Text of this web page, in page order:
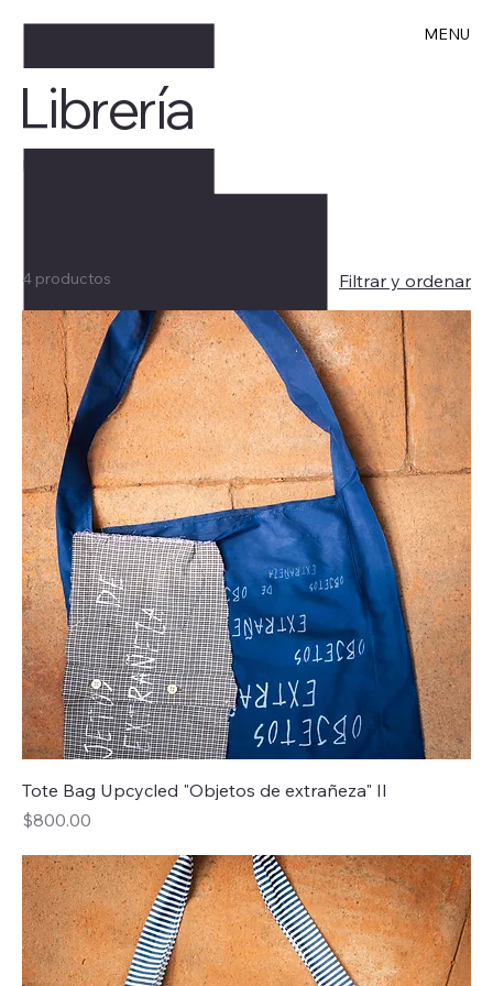
MENU
Librería
Inicio
4 productos Filtrar y ordenar
Tote Bag Upcycled "Objetos de extrañeza" II
Precio
$800.00